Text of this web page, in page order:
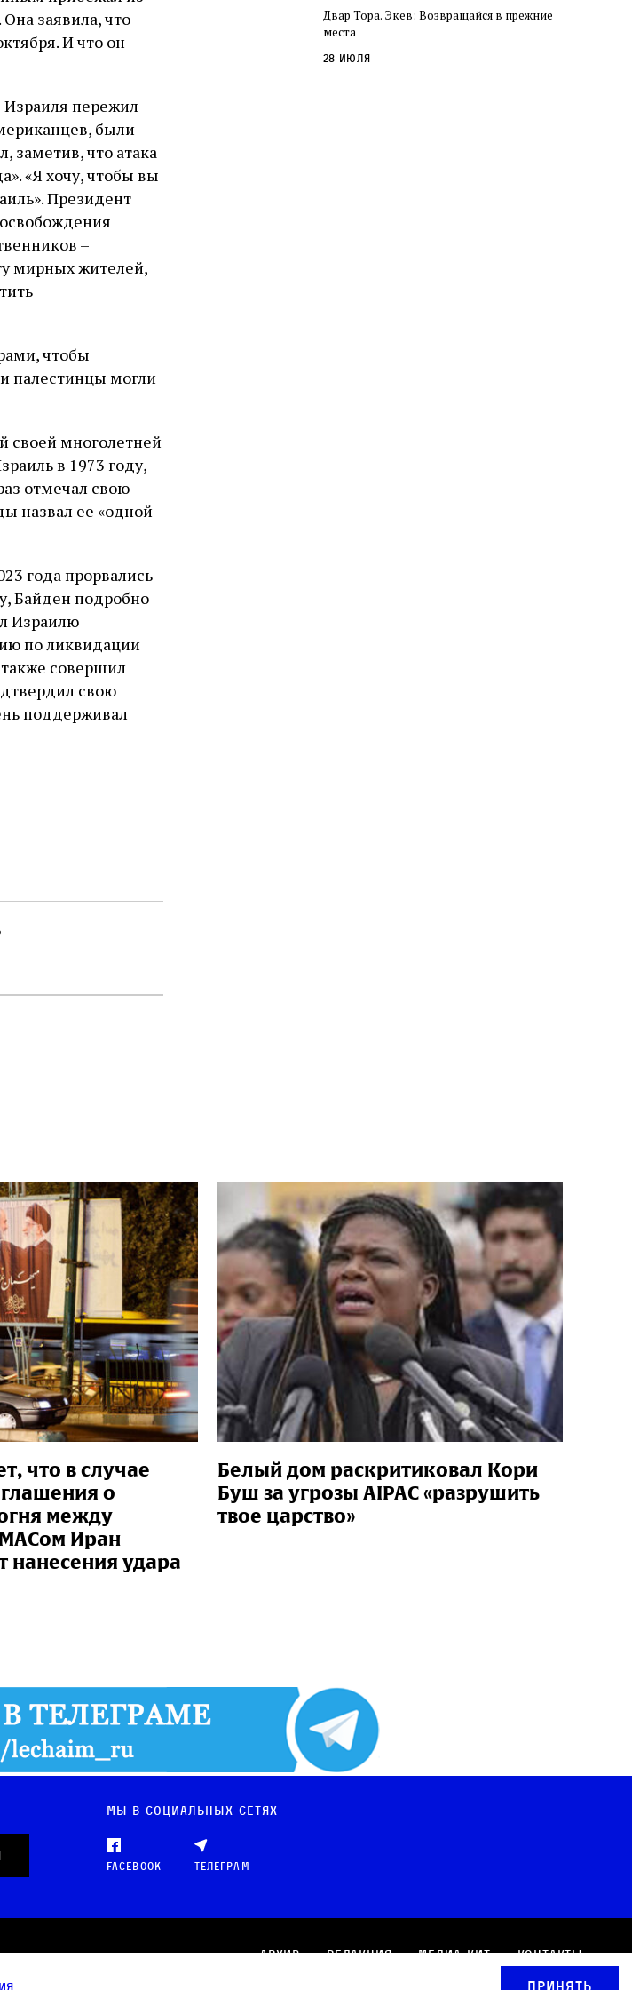
заявила, что
И что он
Израиля пережил
были
заметив, что атака
«Я хочу, чтобы вы
Президент
–
мирных жителей,
чтобы
палестинцы могли
своей многолетней
в 1973 году,
отмечал свою
назвал ее «одной
года прорвались
Байден подробно
Израилю
по ликвидации
совершил
свою
поддерживал
слово в переводе Библии
Двар Тора. Экев: Возвращайся в прежние
места
28 июля
что в случае
о
между
Иран
нанесения удара
Белый дом раскритиковал Кори
Буш за угрозы AIPAC «разрушить
твое царство»
Мы в социальных сетях
Facebook Телеграм
Архив Редакция Медиа-кит
Контакты
Принять